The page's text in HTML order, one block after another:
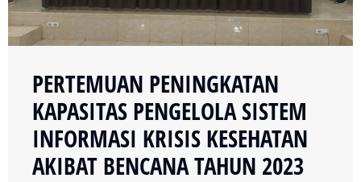
PERTEMUAN PENINGKATAN
KAPASITAS PENGELOLA SISTEM
INFORMASI KRISIS KESEHATAN
AKIBAT BENCANA TAHUN 2023